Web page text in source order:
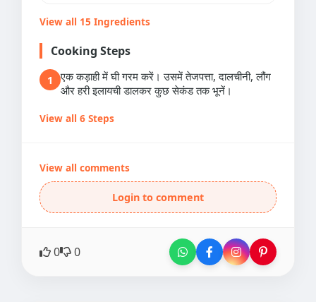
View all 15 Ingredients
Cooking Steps
1
एक कड़ाही में घी गरम करें। उसमें तेजपत्ता, दालचीनी, लौंग
और हरी इलायची डालकर कुछ सेकंड तक भूनें।
View all 6 Steps
View all comments
Login to comment
0 0